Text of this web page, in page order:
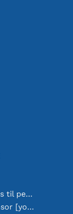
Lodning som en professionel: Tips til perfekte elektroniske forbindelser
Valg af den rigtige temperatursensor [youtube]